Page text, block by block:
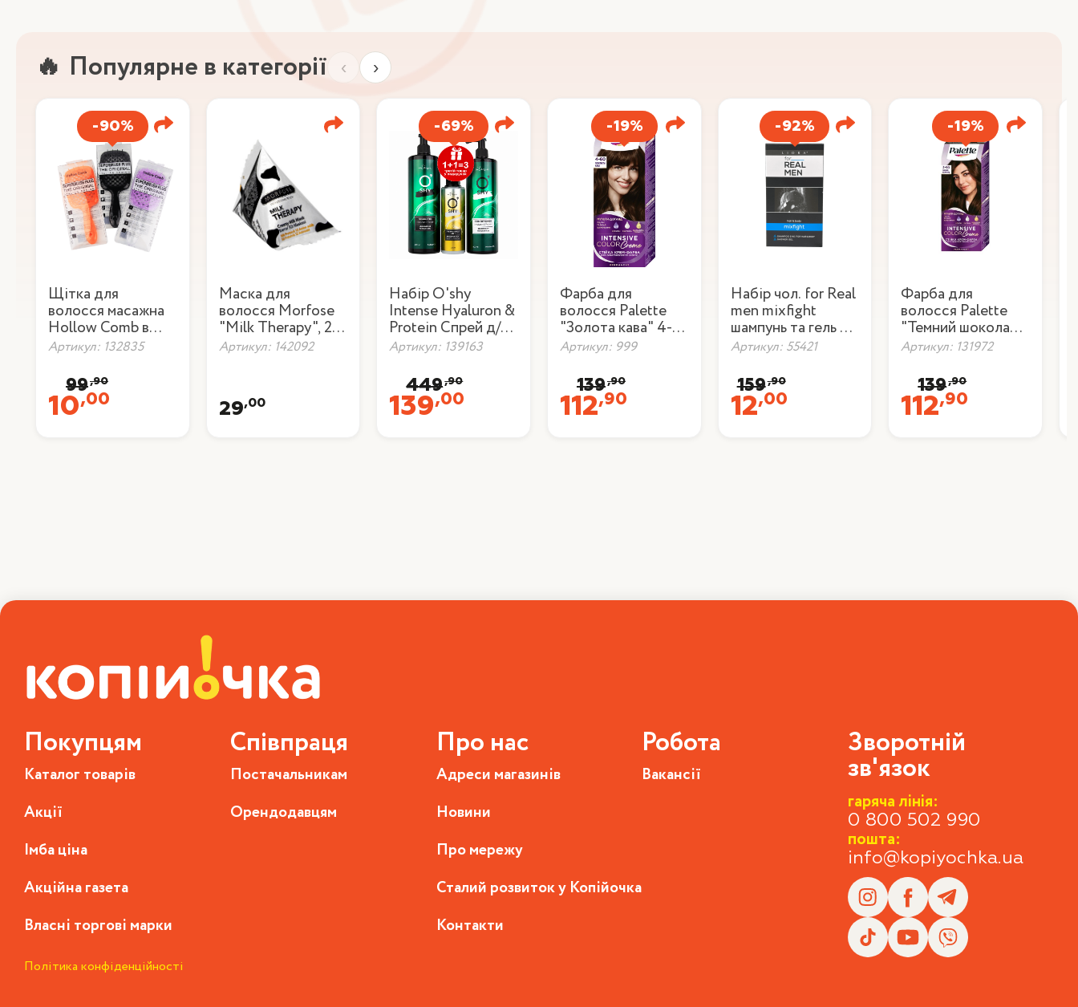
Популярне в категорії ‹ ›
-90%
Щітка для
волосся масажна
Hollow Comb в
коробці
Артикул: 132835
10,00
99,90
Маска для
волосся Morfose
"Milk Therapy", 25
мл
Артикул: 142092
29,00
-69%
Набір O'shy
Intense Hyaluron &
Protein Спрей д/
вол. 200
мл+Кондиціонер
500 м
Артикул: 139163
139,00
449,90
-19%
Фарба для
волосся Palette
"Золота кава" 4-
60
Артикул: 999
112,90
139,90
-92%
Набір чол. for Real
men mixfight
шампунь та гель д/
душу
Артикул: 55421
12,00
159,90
-19%
Фарба для
волосся Palette
"Темний шоколад"
3-65
Артикул: 131972
112,90
139,90
Покупцям
Каталог товарів
Акції
Імба ціна
Акційна газета
Власні торгові марки
Співпраця
Постачальникам
Орендодавцям
Про нас
Адреси магазинів
Новини
Про мережу
Сталий розвиток у Копійочка
Контакти
Робота
Вакансії
Зворотній
зв'язок
гаряча лінія:
0 800 502 990
пошта:
info@kopiyochka.ua
Політика конфіденційності